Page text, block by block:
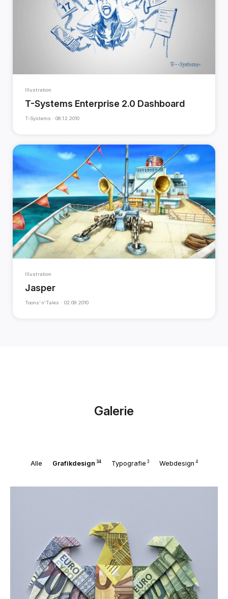
Illustration
T-Systems Enterprise 2.0 Dashboard
T-Systems ·08.12.2010
Illustration
Jasper
Toons‘n’Tales · 02.09.2010
Galerie
Alle Grafikdesign 34 Typografie 3 Webdesign 4